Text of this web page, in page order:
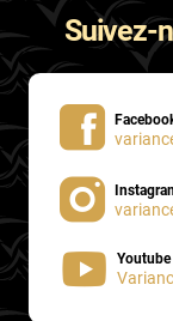
Plymouth
Pontiac
Porsche
Proton
Renault
Suivez-
Youtube